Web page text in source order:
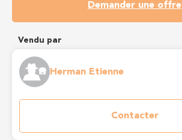
Demander une offre
Vendu par
Herman Etienne
Contacter